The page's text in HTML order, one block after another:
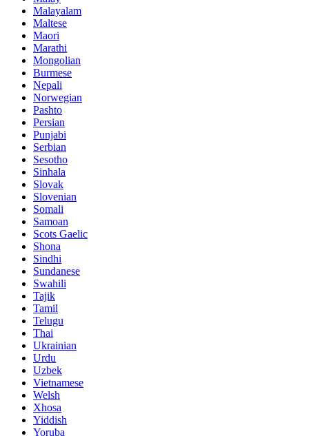
Malayalam
Maltese
Maori
Marathi
Mongolian
Burmese
Nepali
Norwegian
Pashto
Persian
Punjabi
Serbian
Sesotho
Sinhala
Slovak
Slovenian
Somali
Samoan
Scots Gaelic
Shona
Sindhi
Sundanese
Swahili
Tajik
Tamil
Telugu
Thai
Ukrainian
Urdu
Uzbek
Vietnamese
Welsh
Xhosa
Yiddish
Yoruba